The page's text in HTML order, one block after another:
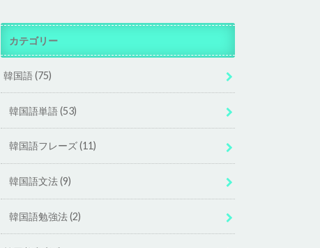
カテゴリー
韓国語(75)
韓国語単語(53)
韓国語フレーズ(11)
韓国語文法(9)
韓国語勉強法(2)